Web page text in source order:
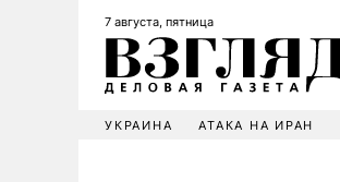
7 августа, пятница
УКРАИНА АТАКА НА ИРАН